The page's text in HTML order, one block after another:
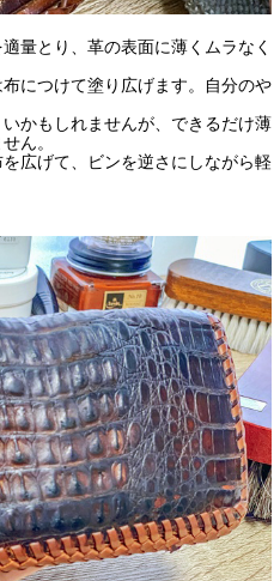
量とり、革の表面に薄くムラなく
につけて塗り広げます。自分のや
かもしれませんが、できるだけ薄
ん。
広げて、ビンを逆さにしながら軽